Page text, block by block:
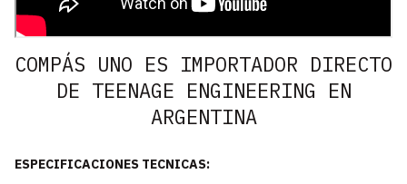
COMPÁS UNO ES IMPORTADOR DIRECTO
DE TEENAGE ENGINEERING EN
ARGENTINA
ESPECIFICACIONES TECNICAS: